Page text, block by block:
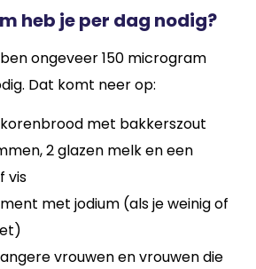
heb je per dag nodig?
ongeveer 150 microgram
Dat komt neer op:
met bakkerszout
2 glazen melk en een
vis
met jodium (als je weinig of
vrouwen en vrouwen die